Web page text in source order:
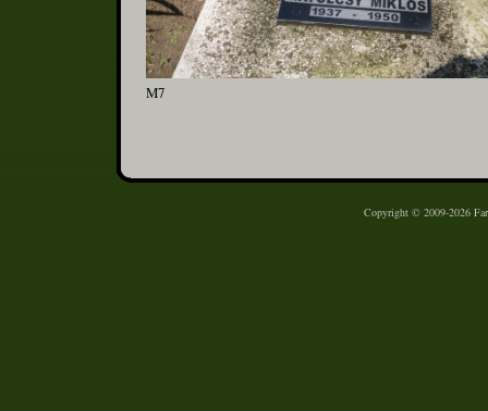
M7
Copyright © 2009-2026